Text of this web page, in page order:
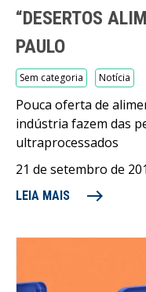
“DESERTOS
PAULO
Sem categoria Notícia
Pouca oferta de
indústria fazem das
ultraprocessados
21 de setembro de
LEIA MAIS east